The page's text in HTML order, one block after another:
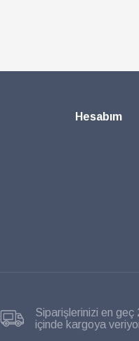
Hesabım
Siparişlerinizi en geç
içinde kargoya